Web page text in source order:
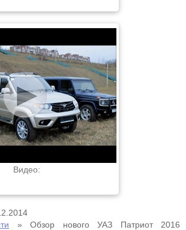
Видео:
» Обзор нового УАЗ Патриот 2016